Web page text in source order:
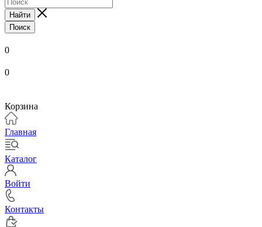
Найти
Поиск
0
0
Корзина
Главная
Каталог
Войти
Контакты